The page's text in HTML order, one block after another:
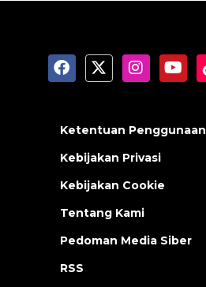
Ketentuan Penggunaan
Kebijakan Privasi
Kebijakan Cookie
Tentang Kami
Pedoman Media Siber
RSS